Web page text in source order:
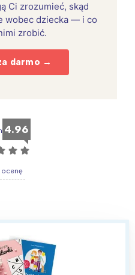
Ci zrozumieć, skąd
wobec dziecka — i co
zrobić.
darmo →
4.96
☆ ☆